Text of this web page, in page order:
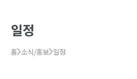
일정
홈 소식/홍보 일정